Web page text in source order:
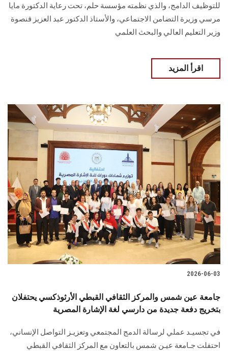
للتوظيف الدامج، والذي نظمته مؤسسة حلم، تحت رعاية الدكتورة مايا
مرسي وزيرة التضامن الاجتماعي، والأستاذ الدكتور عبد العزيز قنصوة
وزير التعليم العالي والبحث العلمي
اقرأ المزيد
2026-06-03
جامعة عين شمس والمركز الثقافي القبطي الأرثوذكسي يحتفلان
بتخريج دفعة جديدة من دارسي لغة الإشارة المصرية
في تجسيـد عملي لرسالة الدمج المجتمعي وتعزيـز التواصل الإنساني،
احتفلت جـامعة عيـن شمس بالتعاون مع المركز الثقافي القبطي